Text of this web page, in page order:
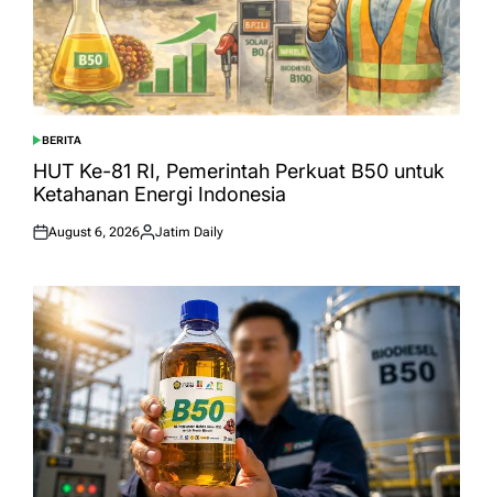
POSTED
IN
BERITA
HUT Ke-81 RI, Pemerintah Perkuat B50 untuk
Ketahanan Energi Indonesia
Posted
August 6, 2026
Posted
Jatim Daily